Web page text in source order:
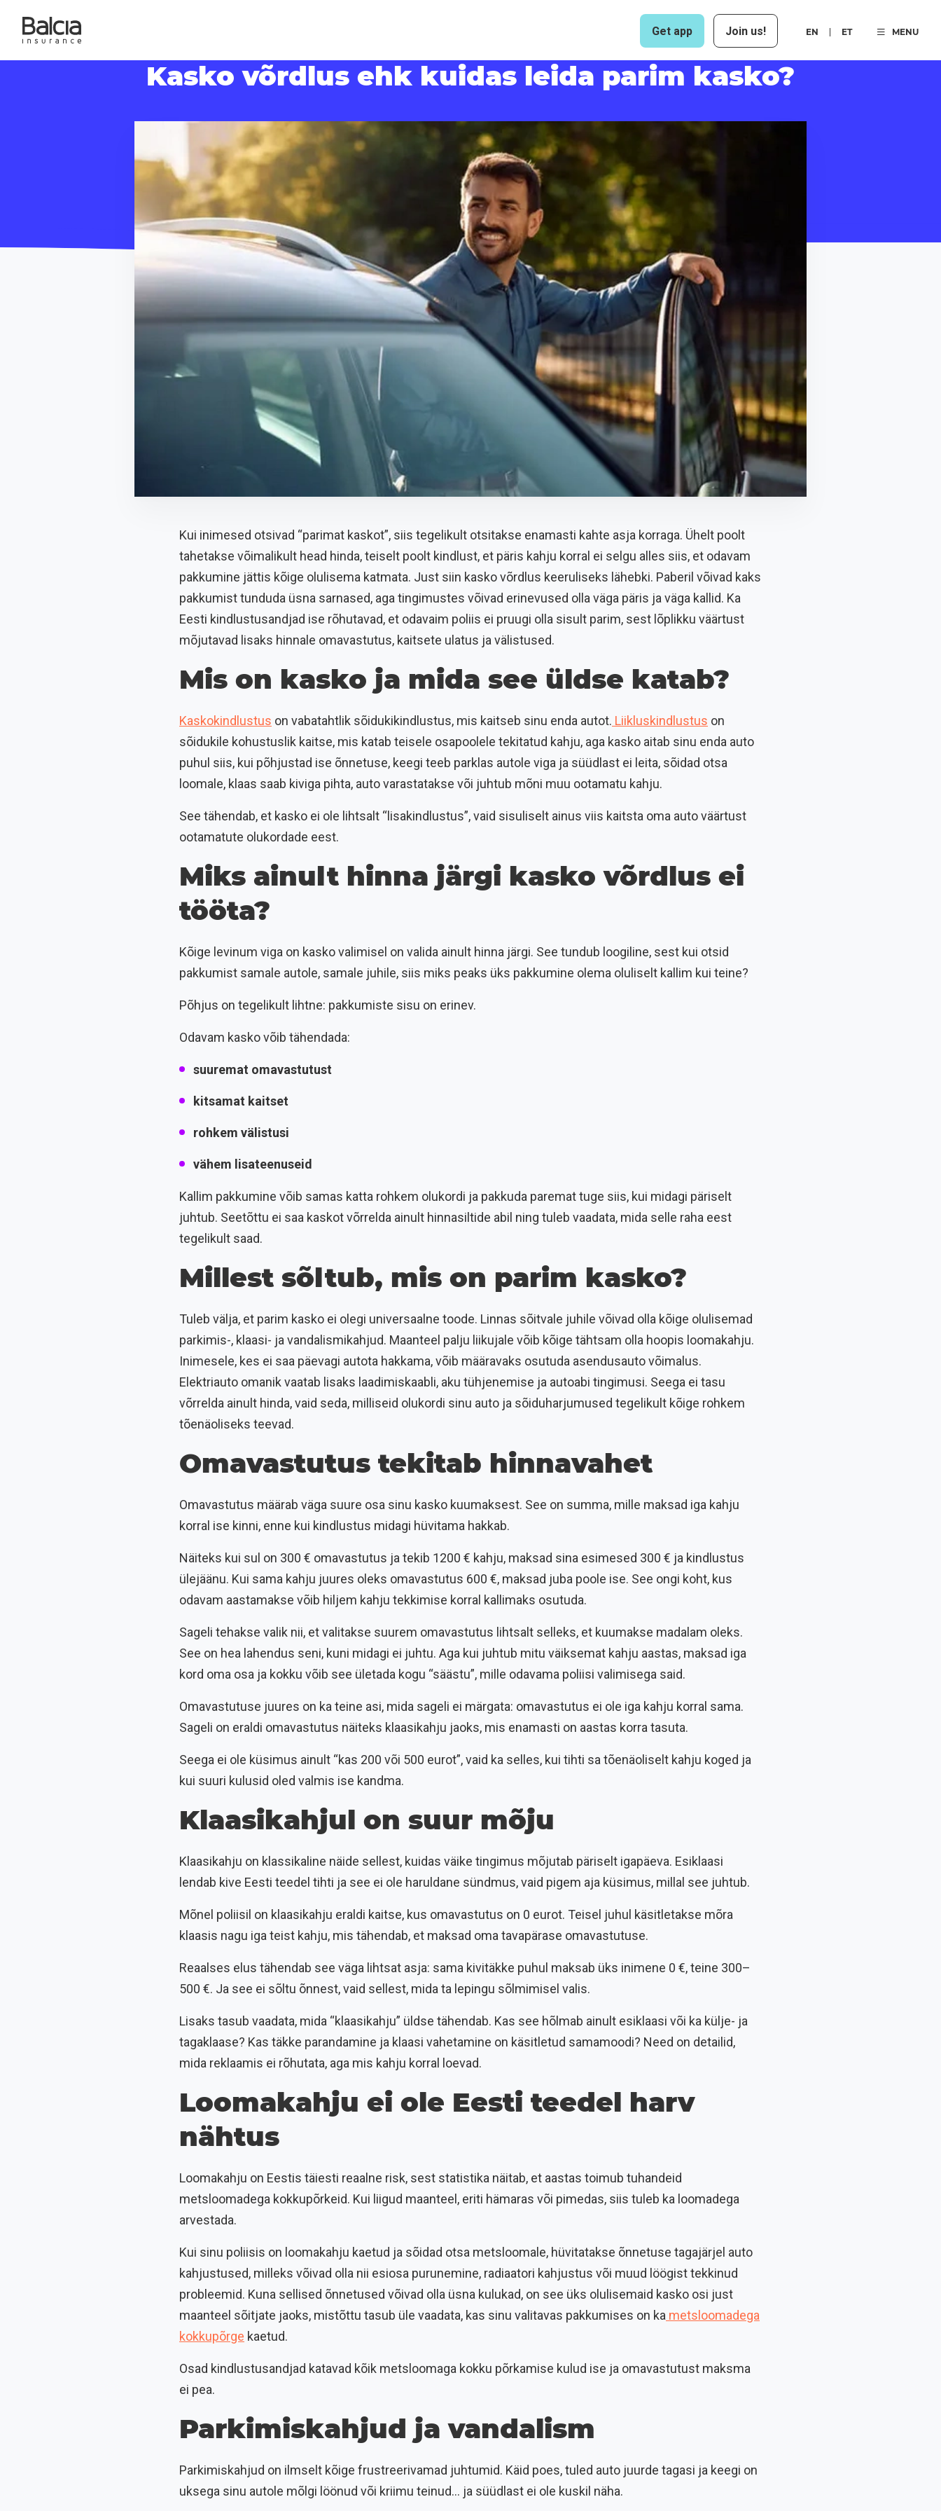
Get app Join us! EN ET MENU
Kasko võrdlus ehk kuidas leida parim kasko?
Kui inimesed otsivad “parimat kaskot”, siis tegelikult otsitakse enamasti kahte asja korraga. Ühelt poolt
tahetakse võimalikult head hinda, teiselt poolt kindlust, et päris kahju korral ei selgu alles siis, et odavam
pakkumine jättis kõige olulisema katmata. Just siin kasko võrdlus keeruliseks lähebki. Paberil võivad kaks
pakkumist tunduda üsna sarnased, aga tingimustes võivad erinevused olla väga päris ja väga kallid. Ka
Eesti kindlustusandjad ise rõhutavad, et odavaim poliis ei pruugi olla sisult parim, sest lõplikku väärtust
mõjutavad lisaks hinnale omavastutus, kaitsete ulatus ja välistused.
Mis on kasko ja mida see üldse katab?
Kaskokindlustus on vabatahtlik sõidukikindlustus, mis kaitseb sinu enda autot. Liikluskindlustus on
sõidukile kohustuslik kaitse, mis katab teisele osapoolele tekitatud kahju, aga kasko aitab sinu enda auto
puhul siis, kui põhjustad ise õnnetuse, keegi teeb parklas autole viga ja süüdlast ei leita, sõidad otsa
loomale, klaas saab kiviga pihta, auto varastatakse või juhtub mõni muu ootamatu kahju.
See tähendab, et kasko ei ole lihtsalt “lisakindlustus”, vaid sisuliselt ainus viis kaitsta oma auto väärtust
ootamatute olukordade eest.
Miks ainult hinna järgi kasko võrdlus ei
tööta?
Kõige levinum viga on kasko valimisel on valida ainult hinna järgi. See tundub loogiline, sest kui otsid
pakkumist samale autole, samale juhile, siis miks peaks üks pakkumine olema oluliselt kallim kui teine?
Põhjus on tegelikult lihtne: pakkumiste sisu on erinev.
Odavam kasko võib tähendada:
suuremat omavastutust
kitsamat kaitset
rohkem välistusi
vähem lisateenuseid
Kallim pakkumine võib samas katta rohkem olukordi ja pakkuda paremat tuge siis, kui midagi päriselt
juhtub. Seetõttu ei saa kaskot võrrelda ainult hinnasiltide abil ning tuleb vaadata, mida selle raha eest
tegelikult saad.
Millest sõltub, mis on parim kasko?
Tuleb välja, et parim kasko ei olegi universaalne toode. Linnas sõitvale juhile võivad olla kõige olulisemad
parkimis-, klaasi- ja vandalismikahjud. Maanteel palju liikujale võib kõige tähtsam olla hoopis loomakahju.
Inimesele, kes ei saa päevagi autota hakkama, võib määravaks osutuda asendusauto võimalus.
Elektriauto omanik vaatab lisaks laadimiskaabli, aku tühjenemise ja autoabi tingimusi. Seega ei tasu
võrrelda ainult hinda, vaid seda, milliseid olukordi sinu auto ja sõiduharjumused tegelikult kõige rohkem
tõenäoliseks teevad.
Omavastutus tekitab hinnavahet
Omavastutus määrab väga suure osa sinu kasko kuumaksest. See on summa, mille maksad iga kahju
korral ise kinni, enne kui kindlustus midagi hüvitama hakkab.
Näiteks kui sul on 300 € omavastutus ja tekib 1200 € kahju, maksad sina esimesed 300 € ja kindlustus
ülejäänu. Kui sama kahju juures oleks omavastutus 600 €, maksad juba poole ise. See ongi koht, kus
odavam aastamakse võib hiljem kahju tekkimise korral kallimaks osutuda.
Sageli tehakse valik nii, et valitakse suurem omavastutus lihtsalt selleks, et kuumakse madalam oleks.
See on hea lahendus seni, kuni midagi ei juhtu. Aga kui juhtub mitu väiksemat kahju aastas, maksad iga
kord oma osa ja kokku võib see ületada kogu “säästu”, mille odavama poliisi valimisega said.
Omavastutuse juures on ka teine asi, mida sageli ei märgata: omavastutus ei ole iga kahju korral sama.
Sageli on eraldi omavastutus näiteks klaasikahju jaoks, mis enamasti on aastas korra tasuta.
Seega ei ole küsimus ainult “kas 200 või 500 eurot”, vaid ka selles, kui tihti sa tõenäoliselt kahju koged ja
kui suuri kulusid oled valmis ise kandma.
Klaasikahjul on suur mõju
Klaasikahju on klassikaline näide sellest, kuidas väike tingimus mõjutab päriselt igapäeva. Esiklaasi
lendab kive Eesti teedel tihti ja see ei ole haruldane sündmus, vaid pigem aja küsimus, millal see juhtub.
Mõnel poliisil on klaasikahju eraldi kaitse, kus omavastutus on 0 eurot. Teisel juhul käsitletakse mõra
klaasis nagu iga teist kahju, mis tähendab, et maksad oma tavapärase omavastutuse.
Reaalses elus tähendab see väga lihtsat asja: sama kivitäkke puhul maksab üks inimene 0 €, teine 300–
500 €. Ja see ei sõltu õnnest, vaid sellest, mida ta lepingu sõlmimisel valis.
Lisaks tasub vaadata, mida “klaasikahju” üldse tähendab. Kas see hõlmab ainult esiklaasi või ka külje- ja
tagaklaase? Kas täkke parandamine ja klaasi vahetamine on käsitletud samamoodi? Need on detailid,
mida reklaamis ei rõhutata, aga mis kahju korral loevad.
Loomakahju ei ole Eesti teedel harv
nähtus
Loomakahju on Eestis täiesti reaalne risk, sest statistika näitab, et aastas toimub tuhandeid
metsloomadega kokkupõrkeid. Kui liigud maanteel, eriti hämaras või pimedas, siis tuleb ka loomadega
arvestada.
Kui sinu poliisis on loomakahju kaetud ja sõidad otsa metsloomale, hüvitatakse õnnetuse tagajärjel auto
kahjustused, milleks võivad olla nii esiosa purunemine, radiaatori kahjustus või muud löögist tekkinud
probleemid. Kuna sellised õnnetused võivad olla üsna kulukad, on see üks olulisemaid kasko osi just
maanteel sõitjate jaoks, mistõttu tasub üle vaadata, kas sinu valitavas pakkumises on ka metsloomadega
kokkupõrge kaetud.
Osad kindlustusandjad katavad kõik metsloomaga kokku põrkamise kulud ise ja omavastutust maksma
ei pea.
Parkimiskahjud ja vandalism
Parkimiskahjud on ilmselt kõige frustreerivamad juhtumid. Käid poes, tuled auto juurde tagasi ja keegi on
uksega sinu autole mõlgi löönud või kriimu teinud... ja süüdlast ei ole kuskil näha.